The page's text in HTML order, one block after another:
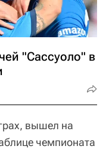
"Сассуоло" в
вышел на
чемпионата